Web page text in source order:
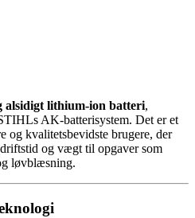
alsidigt lithium-ion batteri,
AK-batterisystem. Det er et
og kvalitetsbevidste brugere, der
og vægt til opgaver som
løvblæsning.